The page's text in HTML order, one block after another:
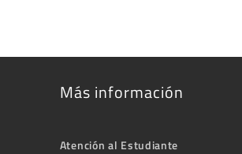
Más información
Atención al Estudiante